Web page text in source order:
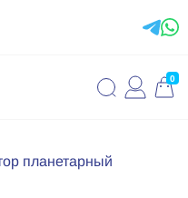
0
планетарный